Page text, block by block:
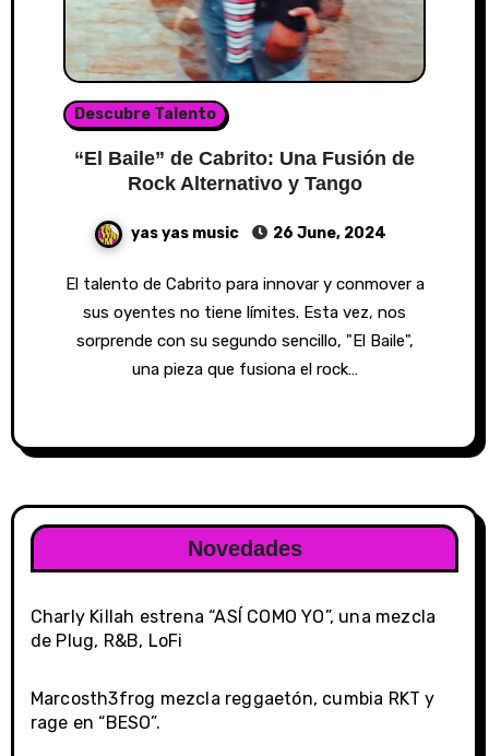
Descubre Talento
“El Baile” de Cabrito: Una Fusión de
Rock Alternativo y Tango
yas yas music 26 June, 2024
El talento de Cabrito para innovar y conmover a
sus oyentes no tiene límites. Esta vez, nos
sorprende con su segundo sencillo, "El Baile",
una pieza que fusiona el rock…
Novedades
Charly Killah estrena “ASÍ COMO YO”, una mezcla
de Plug, R&B, LoFi
Marcosth3frog mezcla reggaetón, cumbia RKT y
rage en “BESO”.